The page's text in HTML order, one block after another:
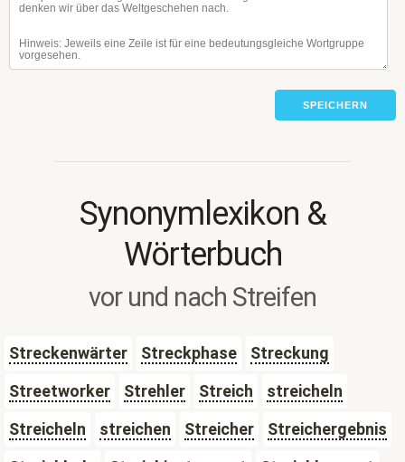
SPEICHERN
Synonymlexikon &
Wörterbuch
vor und nach Streifen
Streckenwärter Streckphase
Streckung
Streetworker
Strehler Streich
streicheln
Streicheln
streichen Streicher
Streichergebnis